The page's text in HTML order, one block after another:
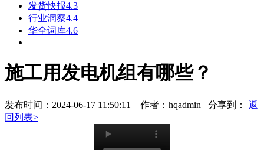
发货快报4.3
行业洞察4.4
华全词库4.6
施工用发电机组有哪些？
发布时间：2024-06-17 11:50:11 作者：hqadmin 分享到：
返
回列表>